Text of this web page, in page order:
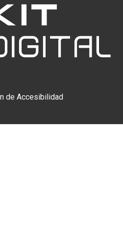
de Accesibilidad